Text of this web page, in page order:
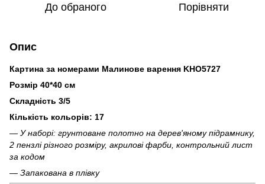
До обраного Порівняти
Опис
Картина за номерами Малинове варення KHO5727
Розмір 40*40 см
Складність 3/5
Кількість кольорів: 17
— У наборі: грунтоване полотно на дерев'яному підрамнику,
2 пензлі різного розміру, акрилові фарби, контрольний лист
за кодом
— Запакована в плівку